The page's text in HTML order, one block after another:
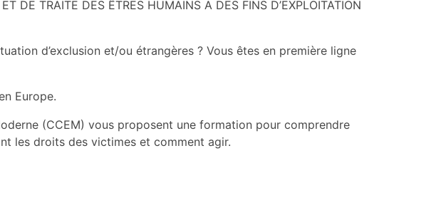
DE TRAITE DES ÊTRES HUMAINS A DES FINS D’EXPLOITATION
d’exclusion et/ou étrangères ? Vous êtes en première ligne
Europe.
(CCEM) vous proposent une formation pour comprendre
les droits des victimes et comment agir.